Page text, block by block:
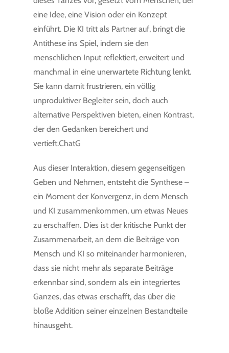
eine Idee, eine Vision oder ein Konzept
einführt. Die KI tritt als Partner auf, bringt die
Antithese ins Spiel, indem sie den
menschlichen Input reflektiert, erweitert und
manchmal in eine unerwartete Richtung lenkt.
Sie kann damit frustrieren, ein völlig
unproduktiver Begleiter sein, doch auch
alternative Perspektiven bieten, einen Kontrast,
der den Gedanken bereichert und
vertieft.ChatG
Aus dieser Interaktion, diesem gegenseitigen
Geben und Nehmen, entsteht die Synthese –
ein Moment der Konvergenz, in dem Mensch
und KI zusammenkommen, um etwas Neues
zu erschaffen. Dies ist der kritische Punkt der
Zusammenarbeit, an dem die Beiträge von
Mensch und KI so miteinander harmonieren,
dass sie nicht mehr als separate Beiträge
erkennbar sind, sondern als ein integriertes
Ganzes, das etwas erschafft, das über die
bloße Addition seiner einzelnen Bestandteile
hinausgeht.